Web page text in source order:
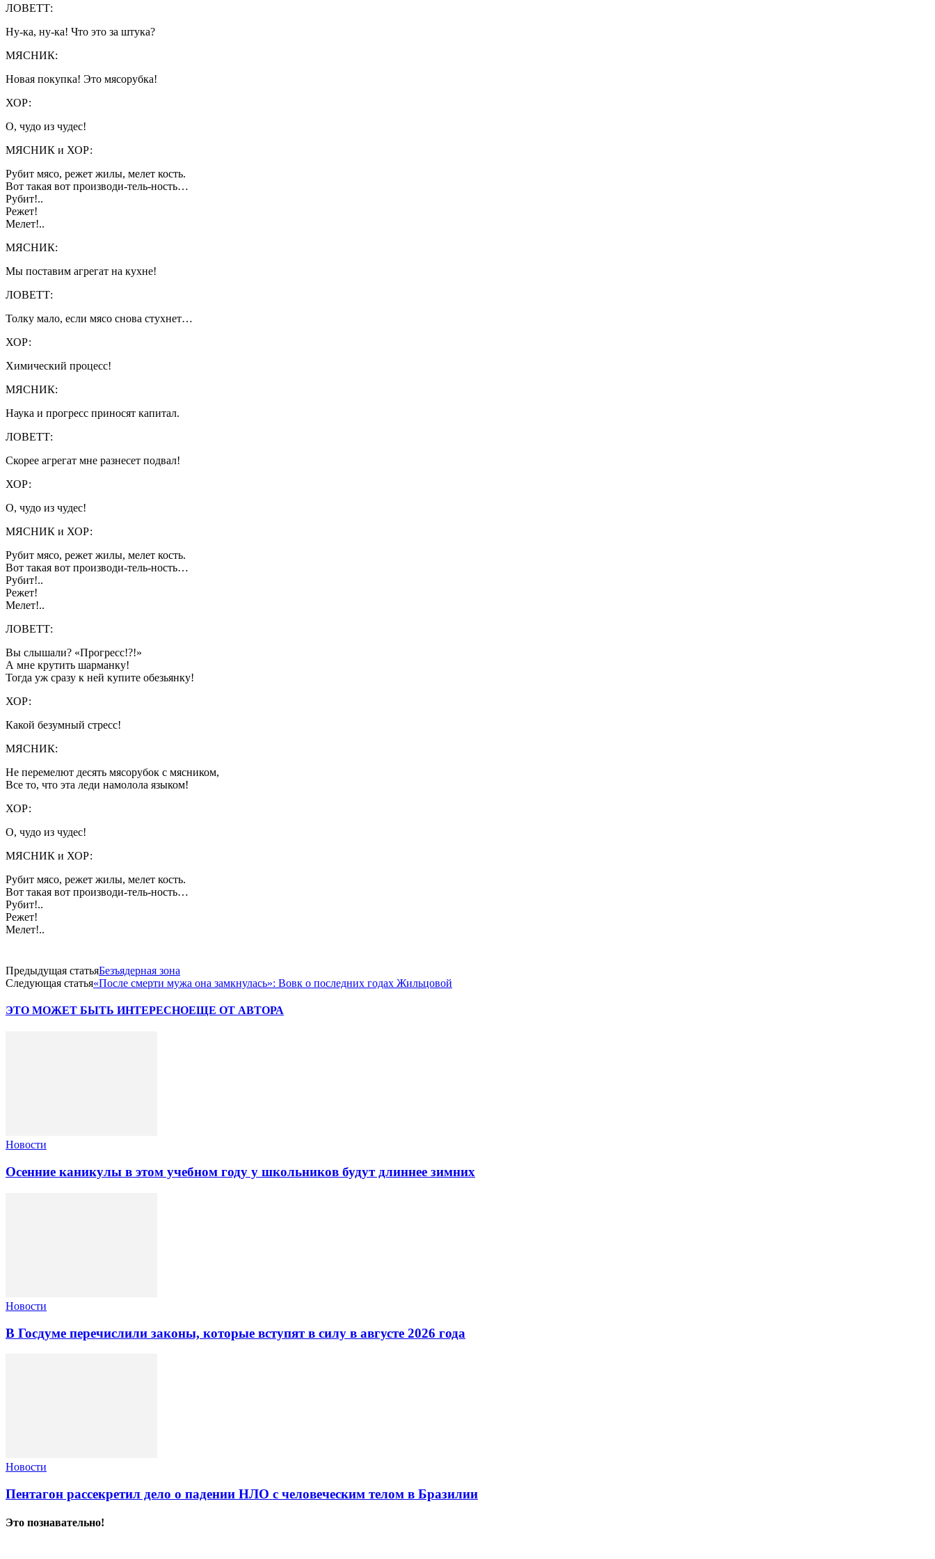
ЛОВЕТТ:
Ну-ка, ну-ка! Что это за штука?
МЯСНИК:
Новая покупка! Это мясорубка!
ХОР:
О, чудо из чудес!
МЯСНИК и ХОР:
Рубит мясо, режет жилы, мелет кость.
Вот такая вот производи-тель-ность…
Рубит!..
Режет!
Мелет!..
МЯСНИК:
Мы поставим агрегат на кухне!
ЛОВЕТТ:
Толку мало, если мясо снова стухнет…
ХОР:
Химический процесс!
МЯСНИК:
Наука и прогресс приносят капитал.
ЛОВЕТТ:
Скорее агрегат мне разнесет подвал!
ХОР:
О, чудо из чудес!
МЯСНИК и ХОР:
Рубит мясо, режет жилы, мелет кость.
Вот такая вот производи-тель-ность…
Рубит!..
Режет!
Мелет!..
ЛОВЕТТ:
Вы слышали? «Прогресс!?!»
А мне крутить шарманку!
Тогда уж сразу к ней купите обезьянку!
ХОР:
Какой безумный стресс!
МЯСНИК:
Не перемелют десять мясорубок с мясником,
Все то, что эта леди намолола языком!
ХОР:
О, чудо из чудес!
МЯСНИК и ХОР:
Рубит мясо, режет жилы, мелет кость.
Вот такая вот производи-тель-ность…
Рубит!..
Режет!
Мелет!..
Предыдущая статьяБезъядерная зона
Следующая статья«После смерти мужа она замкнулась»: Вовк о последних годах Жильцовой
ЭТО МОЖЕТ БЫТЬ ИНТЕРЕСНОЕЩЕ ОТ АВТОРА
Новости
Осенние каникулы в этом учебном году у школьников будут длиннее зимних
Новости
В Госдуме перечислили законы, которые вступят в силу в августе 2026 года
Новости
Пентагон рассекретил дело о падении НЛО с человеческим телом в Бразилии
Это познавательно!